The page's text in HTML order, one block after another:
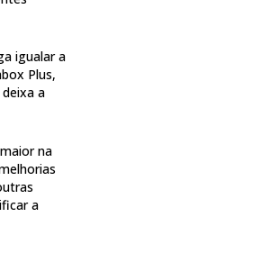
igualar a
Plus,
a
na
a